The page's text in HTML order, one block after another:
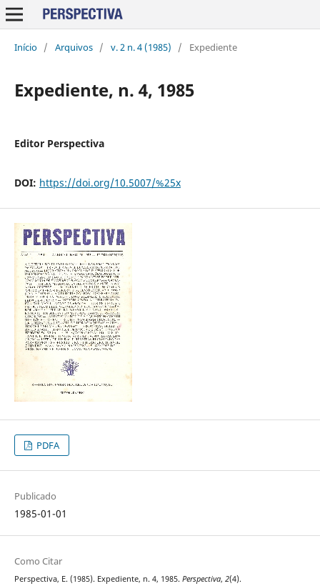
Início / Arquivos / v. 2 n. 4 (1985) / Expediente
Expediente, n. 4, 1985
Editor Perspectiva
DOI: https://doi.org/10.5007/%25x
PDFA
Publicado
1985-01-01
Como Citar
Perspectiva, E. (1985). Expediente, n. 4, 1985. Perspectiva, 2(4).